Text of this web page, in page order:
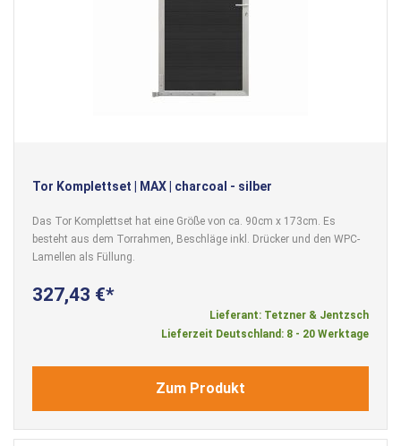
Tor Komplettset | MAX | charcoal - silber
Das Tor Komplettset hat eine Größe von ca. 90cm x 173cm. Es
besteht aus dem Torrahmen, Beschläge inkl. Drücker und den WPC-
Lamellen als Füllung.
327,43 €
Lieferant: Tetzner & Jentzsch
Lieferzeit Deutschland: 8 - 20 Werktage
Zum Produkt